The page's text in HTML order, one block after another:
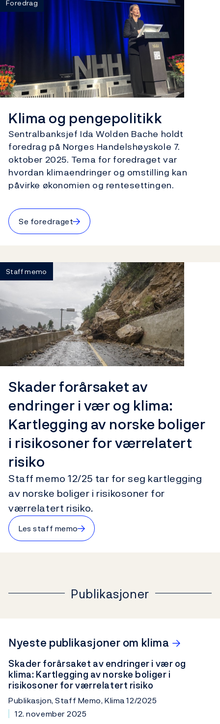
Klima og pengepolitikk
Foredrag
Sentralbanksjef Ida Wolden Bache holdt
foredrag på Norges Handelshøyskole 7.
oktober 2025. Tema for foredraget var
hvordan klimaendringer og omstilling kan
påvirke økonomien og rentesettingen.
Se foredraget→
Skader forårsaket av
endringer i vær og klima:
Kartlegging av norske boliger
i risikosoner for værrelatert
risiko
Staff memo
Staff memo 12/25 tar for seg kartlegging
av norske boliger i risikosoner for
værrelatert risiko.
Les staff memo→
Publikasjoner
Nyeste publikasjoner om klima →
Skader forårsaket av endringer i vær og
klima: Kartlegging av norske boliger i
risikosoner for værrelatert risiko
Publikasjon, Staff Memo, Klima 12/2025
12. november 2025